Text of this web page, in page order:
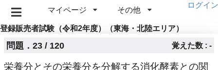
マイページ その他
ログイン
登録販売者試験（令和2年度）（東海・北陸エリア）
問題．23 / 120 覚えた数 : -
栄養分とその栄養分を分解する消化酵素との関